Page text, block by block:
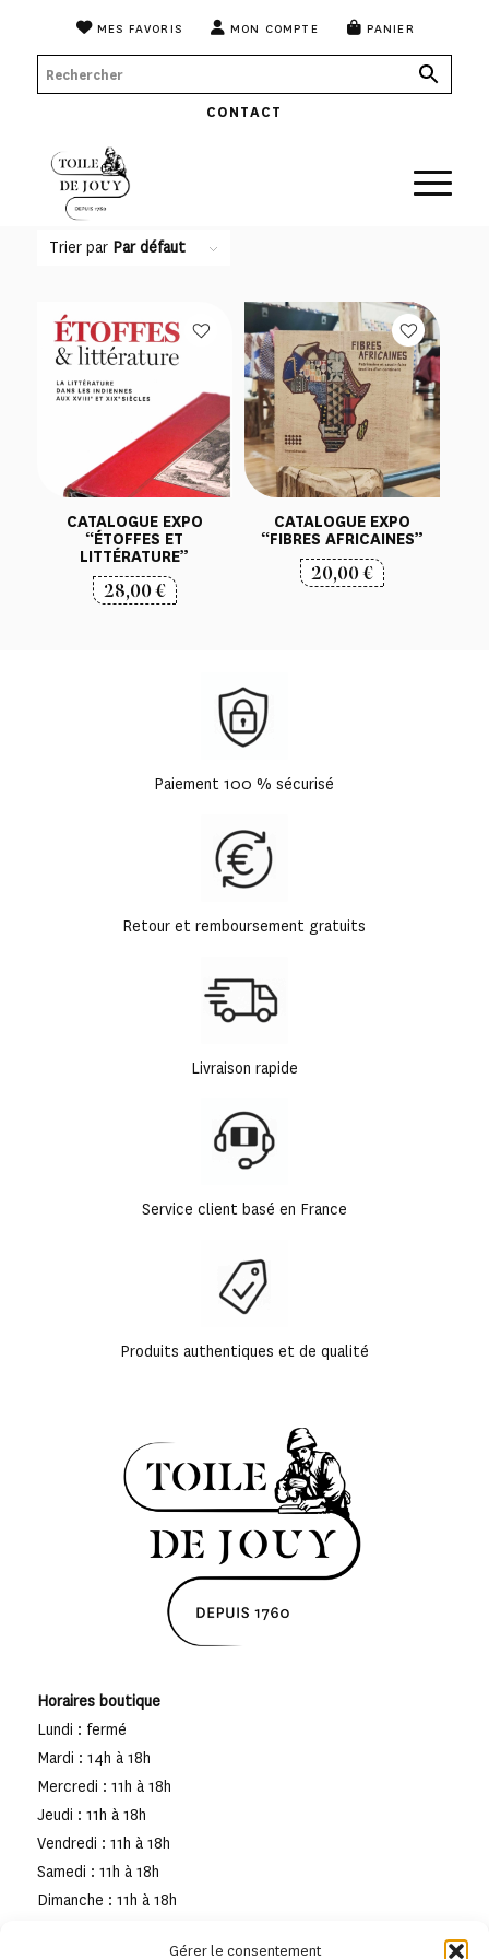
Gérer le consentement
MES FAVORIS MON COMPTE PANIER
CONTACT
Trier par Par défaut
CATALOGUE EXPO
“ÉTOFFES ET
LITTÉRATURE”
28,00€
CATALOGUE EXPO
“FIBRES AFRICAINES”
20,00€
Paiement 100 % sécurisé
Retour et remboursement gratuits
Livraison rapide
Service client basé en France
Produits authentiques et de qualité
Horaires boutique
Lundi : fermé
Mardi : 14h à 18h
Mercredi : 11h à 18h
Jeudi : 11h à 18h
Vendredi : 11h à 18h
Samedi : 11h à 18h
Dimanche : 11h à 18h